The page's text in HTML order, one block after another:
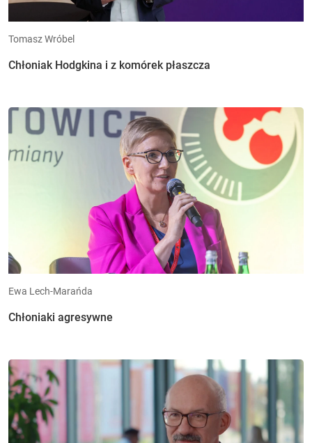
Tomasz Wróbel
Chłoniak Hodgkina i z komórek płaszcza
Ewa Lech-Marańda
Chłoniaki agresywne